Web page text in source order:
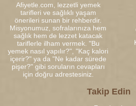
Afiyetle.com, lezzetli yemek
tarifleri ve sağlıklı yaşam
önerileri sunan bir rehberdir.
Misyonumuz, sofralarınıza hem
sağlık hem de lezzet katacak
tariflerle ilham vermek. "Bu
yemek nasıl yapılır?", "Kaç kalori
içerir?" ya da "Ne kadar sürede
pişer?" gibi soruların cevapları
için doğru adrestesiniz.
Takip Edin